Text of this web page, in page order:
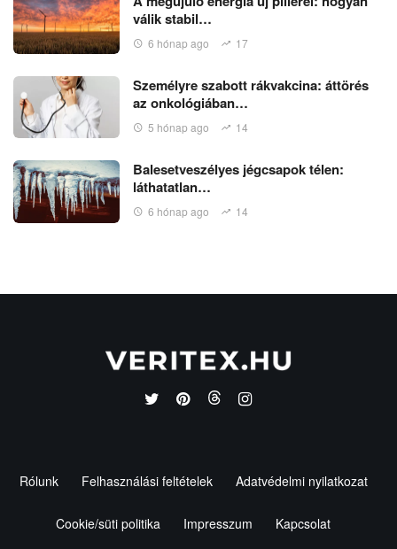
válik stabil…
6 hónap ago 17
Személyre szabott rákvakcina: áttörés
az onkológiában…
5 hónap ago 14
Balesetveszélyes jégcsapok télen:
láthatatlan…
6 hónap ago 14
Rólunk Felhasználási feltételek Adatvédelmi nyilatkozat
Cookie/süti politika Impresszum Kapcsolat